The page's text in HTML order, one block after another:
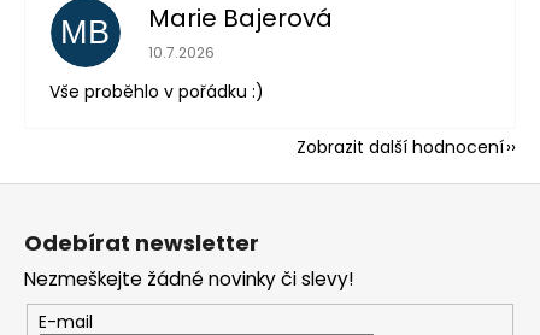
MB Marie Bajerová
Hodnocení obchodu je 5 z 5 hvězdiček.
10.7.2026
Vše proběhlo v pořádku :)
Zobrazit další hodnocení
Z
Odebírat newsletter
Nezmeškejte žádné novinky či slevy!
E-mail